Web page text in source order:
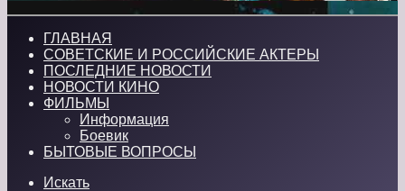
ГЛАВНАЯ
СОВЕТСКИЕ И РОССИЙСКИЕ АКТЕРЫ
ПОСЛЕДНИЕ НОВОСТИ
НОВОСТИ КИНО
ФИЛЬМЫ
Информация
Боевик
БЫТОВЫЕ ВОПРОСЫ
Искать